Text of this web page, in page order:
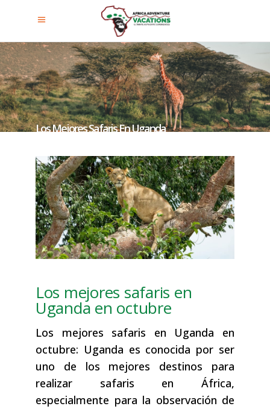
Los Mejores Safaris En Uganda
En Octubre
Los mejores safaris en
Uganda en octubre
Los mejores safaris en Uganda en
octubre: Uganda es conocida por ser
uno de los mejores destinos para
realizar safaris en África,
especialmente para la observación de